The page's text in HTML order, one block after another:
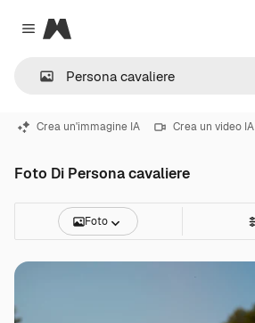
Close menu
Magnific
Crea un'immagine IA Crea un video IA
Foto Di Persona cavaliere
Foto